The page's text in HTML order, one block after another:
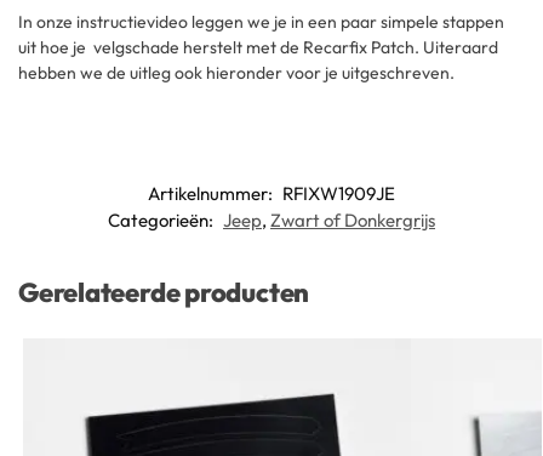
In onze instructievideo leggen we je in een paar simpele stappen
uit hoe je velgschade herstelt met de Recarfix Patch. Uiteraard
hebben we de uitleg ook hieronder voor je uitgeschreven.
Artikelnummer: RFIXW1909JE
Categorieën: Jeep, Zwart of Donkergrijs
Gerelateerde producten